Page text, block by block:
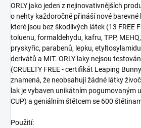
ORLY jako jeden z nejinovativnějších
o nehty každoročně přináší nové barevné
které jsou bez škodlivých látek (13 FREE
toluenu, formaldehydu, kafru, TPP,
pryskyřic, parabenů, lepku,
derivátů a MIT. ORLY laky nejsou
(CRUELTY FREE - certifikát Leaping
znamená, že neobsahují žádné látky
lak je vybaven unikátním pogumovaným
CUP) a geniálním štětcem se 600
Použití: